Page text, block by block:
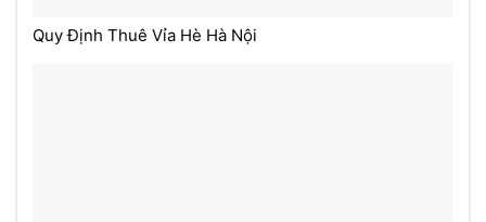
Quy Định Thuê Vỉa Hè Hà Nội